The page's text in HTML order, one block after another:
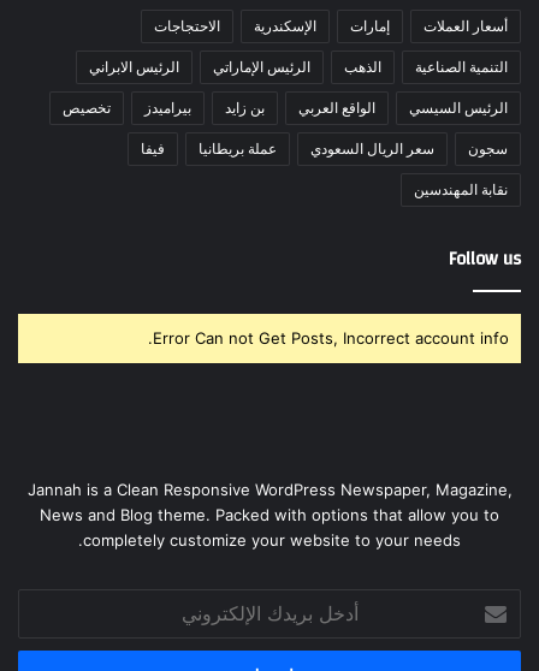
أسعار العملات إمارات الإسكندرية الاحتجاجات
التنمية الصناعية الذهب الرئيس الإماراتي الرئيس الابراني
الرئيس السيسي الواقع العربي بن زايد بيراميدز تخصيص
سجون سعر الريال السعودي عملة بريطانيا فيفا
نقابة المهندسين
Follow us
Error Can not Get Posts, Incorrect account info.
Jannah is a Clean Responsive WordPress Newspaper, Magazine,
News and Blog theme. Packed with options that allow you to
completely customize your website to your needs.
بريدك
الإلكتروني